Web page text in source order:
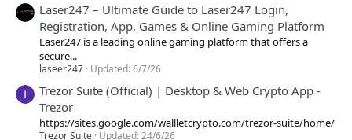
Laser247 – Ultimate Guide to Laser247 Login,
Registration, App, Games & Online Gaming Platform
Laser247 is a leading online gaming platform that offers a
secure...
laseer247 Updated:6/7/26
Trezor Suite (Official) | Desktop & Web Crypto App -
Trezor
https://sites.google.com/wallletcrypto.com/trezor-suite/home/
Trezor Suite Updated:24/6/26